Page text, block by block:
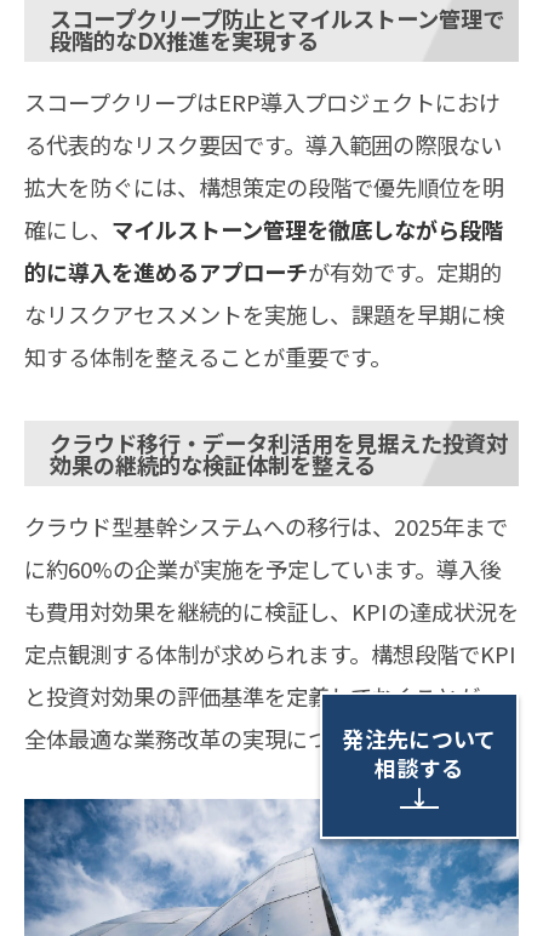
スコープクリープ防止とマイルストーン管理で
段階的なDX推進を実現する
スコープクリープはERP導入プロジェクトにおけ
る代表的なリスク要因です。導入範囲の際限ない
拡大を防ぐには、構想策定の段階で優先順位を明
確にし、 マイルストーン管理を徹底しながら段階
的に導入を進めるアプローチが有効です。定期的
なリスクアセスメントを実施し、課題を早期に検
知する体制を整えることが重要です。
クラウド移行・データ利活用を見据えた投資対
効果の継続的な検証体制を整える
クラウド型基幹システムへの移行は、2025年まで
に約60%の企業が実施を予定しています。導入後
も費用対効果を継続的に検証し、KPIの達成状況を
定点観測する体制が求められます。構想段階でKPI
と投資対効果の評価基準を定義しておくことが、
全体最適な業務改革の実現につながります。
発注先について
相談する
↓